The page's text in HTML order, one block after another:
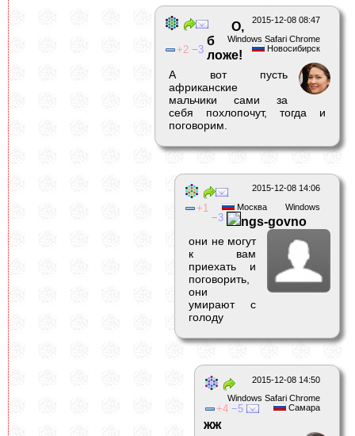
2015-12-08 08:47
Windows Safari Chrome
Новосибирск
2 3
О,
б
ложе!
А вот пусть
африканские
мальчики сами за
себя похлопочут, тогда и
поговорим.
2015-12-08 14:06
Windows
Москва
1
3
ngs-govno
они не могут
к вам
приехать и
поговорить,
они
умирают с
голоду
2015-12-08 14:50
Windows Safari Chrome
Самара
4 5
жж